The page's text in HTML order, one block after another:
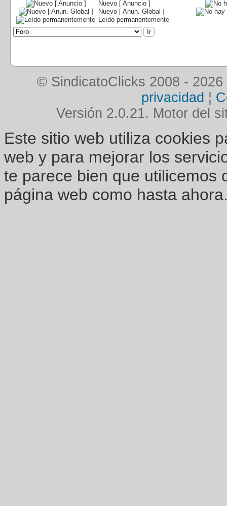
Nuevo [ Anuncio ]
Nuevo [ Anun. Global ]
Leído permanentemente
© SindicatoClicks 2008 - 2026
privacidad ¦
Versión 2.0.21. Motor del
Este sitio web utiliza cookies
web y para mejorar los
te parece bien que utilicemos
página web como hasta